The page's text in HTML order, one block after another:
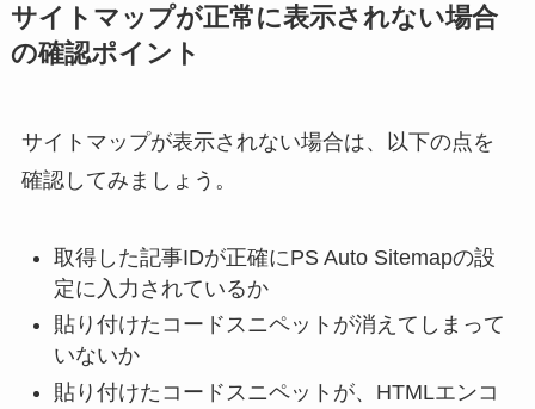
サイトマップが正常に表示されない場合
の確認ポイント
サイトマップが表示されない場合は、以下の点を
確認してみましょう。
取得した記事IDが正確にPS Auto Sitemapの設
定に入力されているか
貼り付けたコードスニペットが消えてしまって
いないか
貼り付けたコードスニペットが、HTMLエンコ